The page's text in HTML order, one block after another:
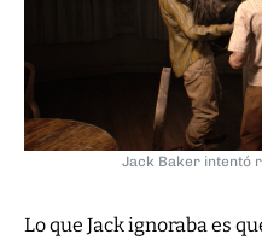
Jack Baker intentó
Lo que Jack ignoraba es